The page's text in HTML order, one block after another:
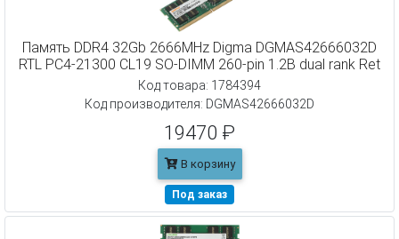
Память DDR4 32Gb 2666MHz Digma DGMAS42666032D
RTL PC4-21300 CL19 SO-DIMM 260-pin 1.2В dual rank Ret
Код товара: 1784394
Код производителя: DGMAS42666032D
19470 ₽
В корзину
Под заказ